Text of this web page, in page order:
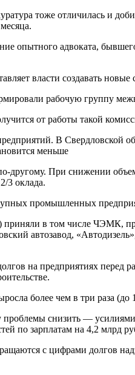
тоже отличилась и
опытного адвоката,
власти создавать
рабочую группу
от работы такой
В Свердловской
меньше
При снижении
3 оклада.
промышленных
в том числе ЧЭМК,
автозавод,
на предприятиях
более чем в три раза
снизить —
по зарплатам на 4,2 млрд
с цифрами долгов